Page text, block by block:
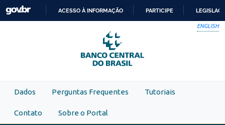
Skip to main content
PARA
O
CONTEÚDO
ACESSO À INFORMAÇÃO PARTICIPE
ENGLISH
Dados Perguntas Frequentes Tutoriais
Contato Sobre o Portal